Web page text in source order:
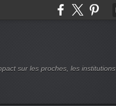
sur les proches, les institutions